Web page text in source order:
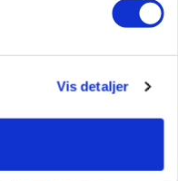
Vis detaljer